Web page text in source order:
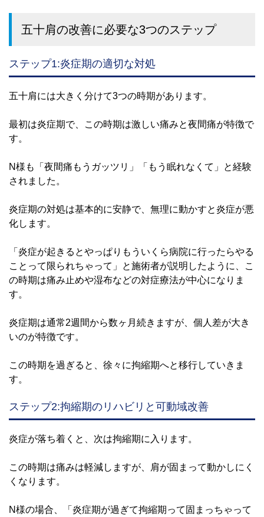
五十肩の改善に必要な3つのステップ
ステップ1:炎症期の適切な対処
五十肩には大きく分けて3つの時期があります。
最初は炎症期で、この時期は激しい痛みと夜間痛が特徴で
す。
N様も「夜間痛もうガッツリ」「もう眠れなくて」と経験
されました。
炎症期の対処は基本的に安静で、無理に動かすと炎症が悪
化します。
「炎症が起きるとやっぱりもういくら病院に行ったらやる
ことって限られちゃって」と施術者が説明したように、こ
の時期は痛み止めや湿布などの対症療法が中心になりま
す。
炎症期は通常2週間から数ヶ月続きますが、個人差が大き
いのが特徴です。
この時期を過ぎると、徐々に拘縮期へと移行していきま
す。
ステップ2:拘縮期のリハビリと可動域改善
炎症が落ち着くと、次は拘縮期に入ります。
この時期は痛みは軽減しますが、肩が固まって動かしにく
くなります。
N様の場合、「炎症期が過ぎて拘縮期って固まっちゃって